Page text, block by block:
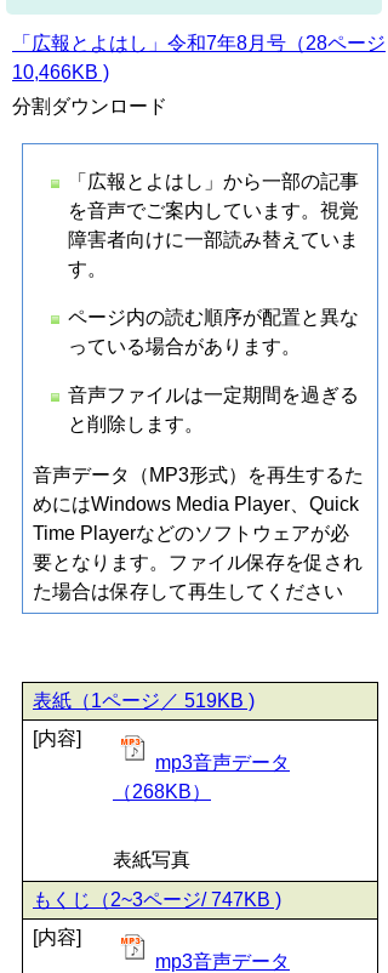
「広報とよはし」令和7年8月号（28ページ
10,466KB )
分割ダウンロード
「広報とよはし」から一部の記事
を音声でご案内しています。視覚
障害者向けに一部読み替えていま
す。
ページ内の読む順序が配置と異な
っている場合があります。
音声ファイルは一定期間を過ぎる
と削除します。
音声データ（MP3形式）を再生するた
めにはWindows Media Player、Quick
Time Playerなどのソフトウェアが必
要となります。ファイル保存を促され
た場合は保存して再生してください
表紙（1ページ／ 519KB )
[内容]
mp3音声データ
（268KB）
表紙写真
もくじ（2~3ページ/ 747KB )
[内容]
mp3音声データ